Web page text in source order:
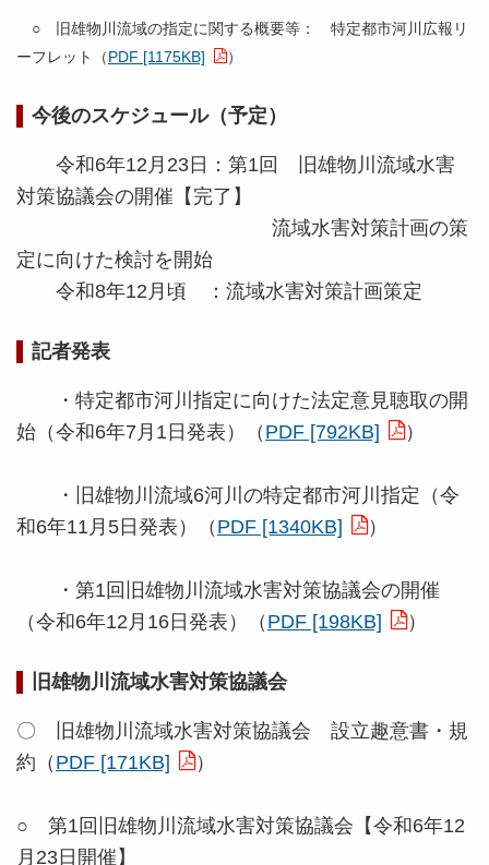
○ 旧雄物川流域の指定に関する概要等： 特定都市河川広報リ
ーフレット（PDF [1175KB] ）
今後のスケジュール（予定）
令和6年12月23日：第1回 旧雄物川流域水害
対策協議会の開催【完了】
流域水害対策計画の策
定に向けた検討を開始
令和8年12月頃 ：流域水害対策計画策定
記者発表
・特定都市河川指定に向けた法定意見聴取の開
始（令和6年7月1日発表）（ PDF [792KB] ）
・旧雄物川流域6河川の特定都市河川指定（令
和6年11月5日発表）
（ PDF [1340KB] ）
・第1回旧雄物川流域水害対策協議会の開催
（令和6年12月16日発表）（ PDF [198KB] ）
旧雄物川流域水害対策協議会
〇 旧雄物川流域水害対策協議会 設立趣意書・規
約（ PDF [171KB] ）
○ 第1回旧雄物川流域水害対策協議会【令和6年12
月23日開催】